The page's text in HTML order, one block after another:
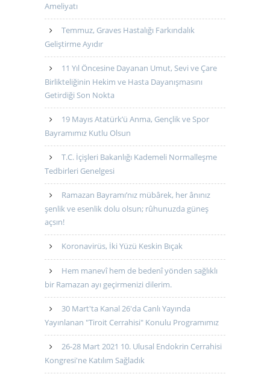
Ameliyatı
Temmuz, Graves Hastalığı Farkındalık
Geliştirme Ayıdır
11 Yıl Öncesine Dayanan Umut, Sevi ve Çare
Birlikteliğinin Hekim ve Hasta Dayanışmasını
Getirdiği Son Nokta
19 Mayıs Atatürk’ü Anma, Gençlik ve Spor
Bayramımız Kutlu Olsun
T.C. İçişleri Bakanlığı Kademeli Normalleşme
Tedbirleri Genelgesi
Ramazan Bayramı’nız mübârek, her ânınız
şenlik ve esenlik dolu olsun; rûhunuzda güneş
açsın!
Koronavirüs, İki Yüzü Keskin Bıçak
Hem manevî hem de bedenî yönden sağlıklı
bir Ramazan ayı geçirmenizi dilerim.
30 Mart'ta Kanal 26'da Canlı Yayında
Yayınlanan "Tiroit Cerrahisi" Konulu Programımız
26-28 Mart 2021 10. Ulusal Endokrin Cerrahisi
Kongresi'ne Katılım Sağladık